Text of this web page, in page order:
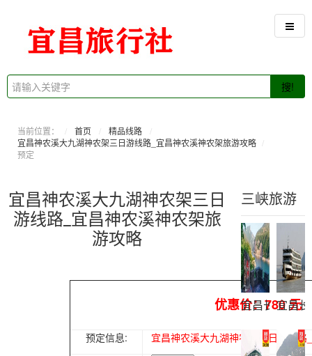
搜!
当前位置： 首页
精品线路
宜昌神农溪大九湖神农架三日游线路_宜昌神农溪神农架旅游攻略
预定
宜昌神农溪大九湖神农架三日
游线路_宜昌神农溪神农架旅
游攻略
优惠价：780 元
预定信息:
宜昌神农溪大九湖神农架三日游线
三峡旅游
宜昌长江三峡
宜昌